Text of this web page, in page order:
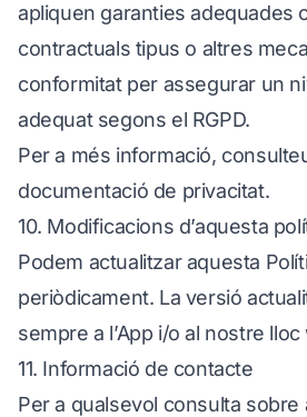
apliquen garanties adequades
contractuals tipus o altres
conformitat per assegurar un
adequat segons el RGPD.
Per a més informació,
documentació de privacitat.
10. Modificacions d’aquesta
Podem actualitzar aquesta
periòdicament. La versió
sempre a l’App i/o al nostre lloc
11. Informació de contacte
Per a qualsevol consulta sobre